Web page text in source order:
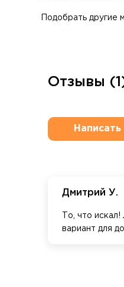
Подобрать другие
Отзывы
Дмитрий У.
То, что
вариант для